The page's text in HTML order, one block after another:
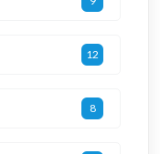
12
8